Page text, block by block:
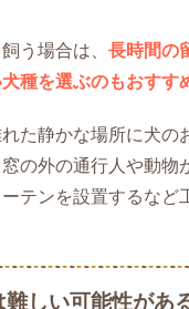
う場合は、 長時間の
種を選ぶのもおすす
た静かな場所に犬の
の外の通行人や動物
テンを設置するなど
しい可能性があ